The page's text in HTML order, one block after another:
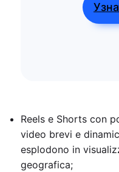
Reels e Shorts con
video brevi e
esplodono in
geografica;